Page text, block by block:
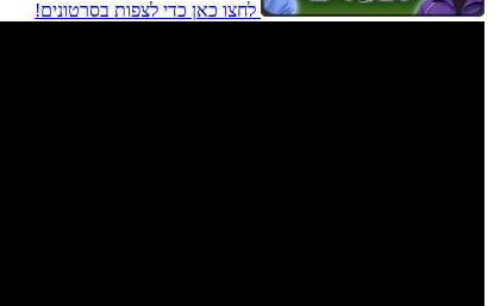
לחצו כאן כדי לצפות בסרטונים!